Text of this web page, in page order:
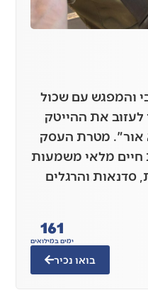
והמפגש עם שכול
את ההייטק
אור". מטרת העסק
חיים מלאי משמעות
סדנאות והרגלים
ימים במילואים
161
בואו נכיר